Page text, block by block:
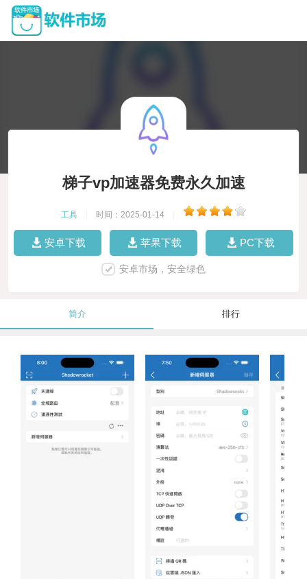
梯子vp加速器免费永久加速
工具 时间：2025-01-14
安卓下载 苹果下载 PC下载
安卓市场，安全绿色
简介 排行